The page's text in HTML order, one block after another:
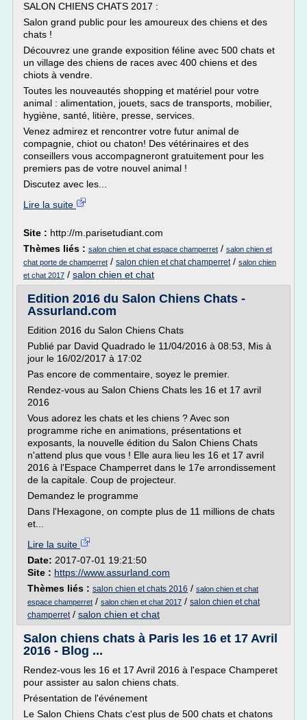
SALON CHIENS CHATS 2017 :
Salon grand public pour les amoureux des chiens et des
chats !
Découvrez une grande exposition féline avec 500 chats et
un village des chiens de races avec 400 chiens et des
chiots à vendre.
Toutes les nouveautés shopping et matériel pour votre
animal : alimentation, jouets, sacs de transports, mobilier,
hygiène, santé, litière, presse, services.
Venez admirez et rencontrer votre futur animal de
compagnie, chiot ou chaton! Des vétérinaires et des
conseillers vous accompagneront gratuitement pour les
premiers pas de votre nouvel animal !
Discutez avec les...
Lire la suite
Site : http://m.parisetudiant.com
Thèmes liés : salon chien et chat espace champerret / salon chien et
chat porte de champerret / salon chien et chat champerret/ salon chien
et chat 2017 / salon chien et chat
Edition 2016 du Salon Chiens Chats -
Assurland.com
Edition 2016 du Salon Chiens Chats
Publié par David Quadrado le 11/04/2016 à 08:53, Mis à
jour le 16/02/2017 à 17:02
Pas encore de commentaire, soyez le premier.
Rendez-vous au Salon Chiens Chats les 16 et 17 avril
2016
Vous adorez les chats et les chiens ? Avec son
programme riche en animations, présentations et
exposants, la nouvelle édition du Salon Chiens Chats
n'attend plus que vous ! Elle aura lieu les 16 et 17 avril
2016 à l'Espace Champerret dans le 17e arrondissement
de la capitale. Coup de projecteur.
Demandez le programme
Dans l'Hexagone, on compte plus de 11 millions de chats
et...
Lire la suite
Date: 2017-07-01 19:21:50
Site : https://www.assurland.com
Thèmes liés : salon chien et chats 2016 / salon chien et chat
espace champerret / salon chien et chat 2017 / salon chien et chat
champerret/ salon chien et chat
Salon chiens chats à Paris les 16 et 17 Avril
2016 - Blog ...
Rendez-vous les 16 et 17 Avril 2016 à l'espace Champeret
pour assister au salon chiens chats.
Présentation de l'événement
Le Salon Chiens Chats c'est plus de 500 chats et chatons